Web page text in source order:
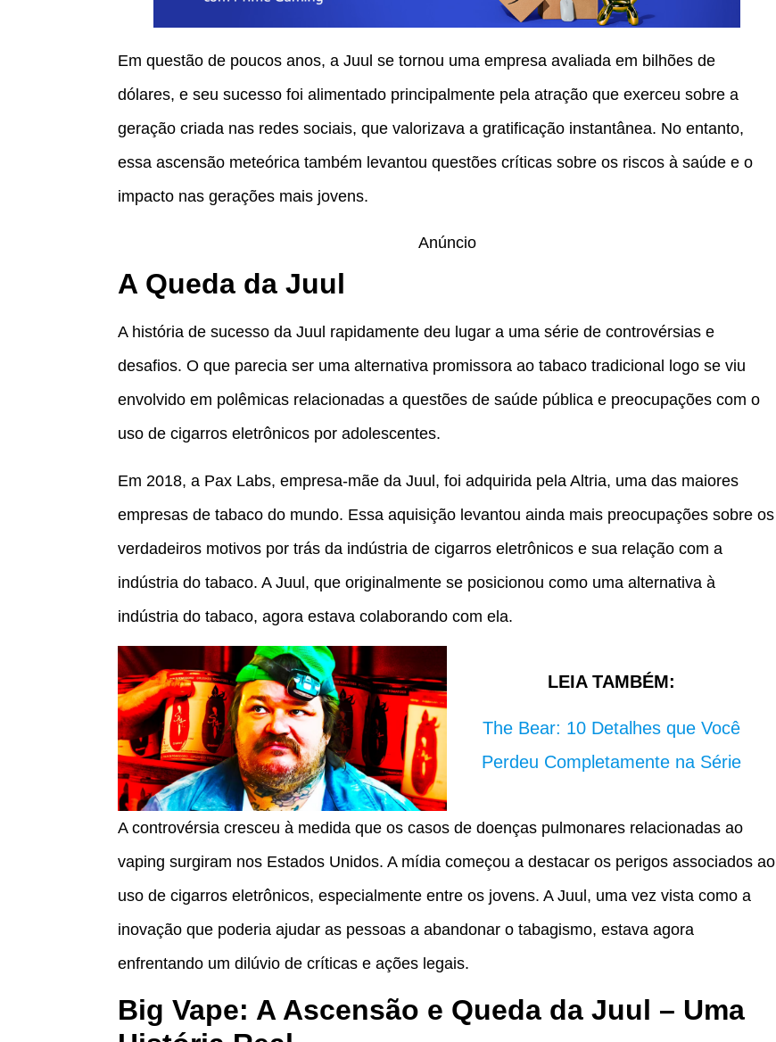
Em questão de poucos anos, a Juul se tornou uma empresa avaliada em bilhões de
dólares, e seu sucesso foi alimentado principalmente pela atração que exerceu sobre a
geração criada nas redes sociais, que valorizava a gratificação instantânea. No entanto,
essa ascensão meteórica também levantou questões críticas sobre os riscos à saúde e o
impacto nas gerações mais jovens.
Anúncio
A Queda da Juul
A história de sucesso da Juul rapidamente deu lugar a uma série de controvérsias e
desafios. O que parecia ser uma alternativa promissora ao tabaco tradicional logo se viu
envolvido em polêmicas relacionadas a questões de saúde pública e preocupações com o
uso de cigarros eletrônicos por adolescentes.
Em 2018, a Pax Labs, empresa-mãe da Juul, foi adquirida pela Altria, uma das maiores
empresas de tabaco do mundo. Essa aquisição levantou ainda mais preocupações sobre os
verdadeiros motivos por trás da indústria de cigarros eletrônicos e sua relação com a
indústria do tabaco. A Juul, que originalmente se posicionou como uma alternativa à
indústria do tabaco, agora estava colaborando com ela.
LEIA TAMBÉM:
The Bear: 10 Detalhes que Você
Perdeu Completamente na Série
A controvérsia cresceu à medida que os casos de doenças pulmonares relacionadas ao
vaping surgiram nos Estados Unidos. A mídia começou a destacar os perigos associados ao
uso de cigarros eletrônicos, especialmente entre os jovens. A Juul, uma vez vista como a
inovação que poderia ajudar as pessoas a abandonar o tabagismo, estava agora
enfrentando um dilúvio de críticas e ações legais.
Big Vape: A Ascensão e Queda da Juul – Uma